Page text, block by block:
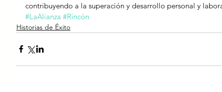
contribuyendo a la superación y desarrollo personal y
#LaAlianza #Rincón
Historias de Éxito